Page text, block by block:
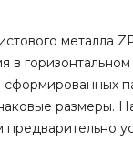
металла
в
сформированных
размеры.
предварительно